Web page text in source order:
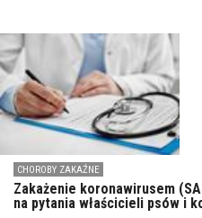
CHOROBY ZAKAŹNE
Zakażenie koronawirusem
na pytania właścicieli psów i